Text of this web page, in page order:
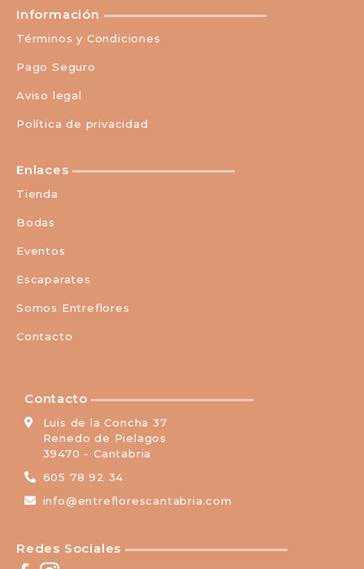
Información
Términos y Condiciones
Pago Seguro
Aviso legal
Política de privacidad
Enlaces
Tienda
Bodas
Eventos
Escaparates
Somos Entreflores
Contacto
Contacto
Luis de la Concha 37
Renedo de Pielagos
39470 - Cantabria
605 78 92 34
info@entreflorescantabria.com
Redes Sociales